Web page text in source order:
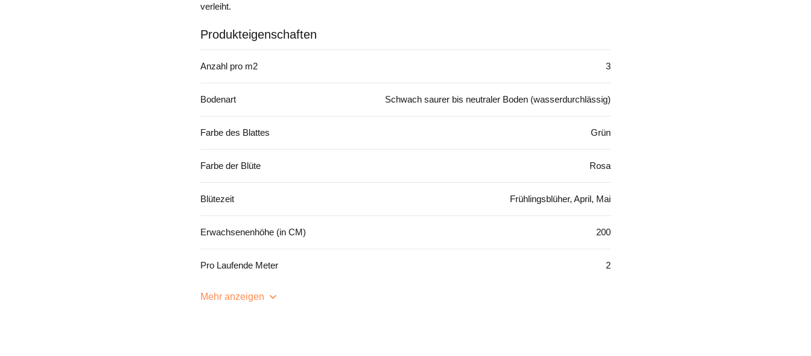
verleiht.
Produkteigenschaften
Anzahl pro m2 3
Bodenart Schwach saurer bis neutraler Boden (wasserdurchlässig)
Farbe des Blattes Grün
Farbe der Blüte Rosa
Blütezeit Frühlingsblüher, April, Mai
Erwachsenenhöhe (in CM) 200
Pro Laufende Meter 2
Mehr anzeigen